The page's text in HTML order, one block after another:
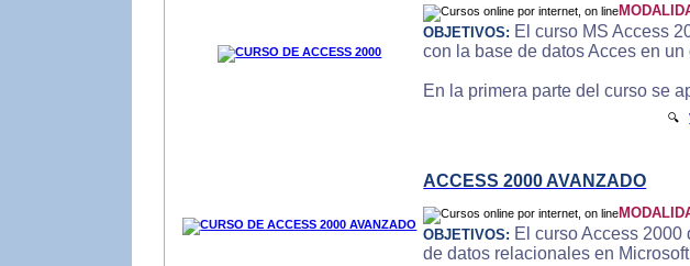
OBJETIVOS: El curso MS Access
con la base de datos Acces en
En la primera parte del curso se
🔍
ACCESS 2000 AVANZADO
OBJETIVOS: El curso Access
de datos relacionales en